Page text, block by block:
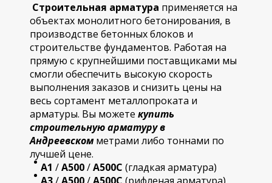
Строительная арматура применяется на
объектах монолитного бетонирования, в
производстве бетонных блоков и
строительстве фундаментов. Работая на
прямую с крупнейшими поставщиками мы
смогли обеспечить высокую скорость
выполнения заказов и снизить цены на
весь сортамент металлопроката и
арматуры. Вы можете купить
строительнуюарматуру в
Андреевскомметрами либо тоннами по
лучшей цене.
А1 /А500/А500С (гладкая арматура)